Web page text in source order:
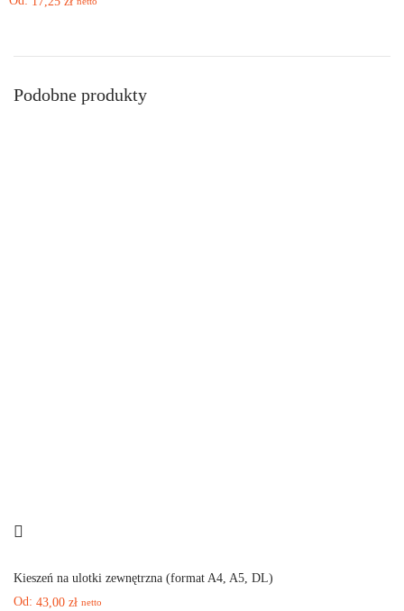
Podobne produkty
Kieszeń na ulotki zewnętrzna (format A4, A5, DL)
Od: 43,00 zł netto